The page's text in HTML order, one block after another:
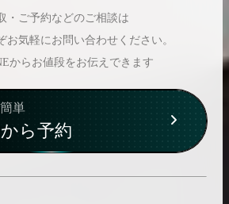
・ご予約などのご相談は
お気軽にお問い合わせください。
からお値段をお伝えできます
単
ら予約